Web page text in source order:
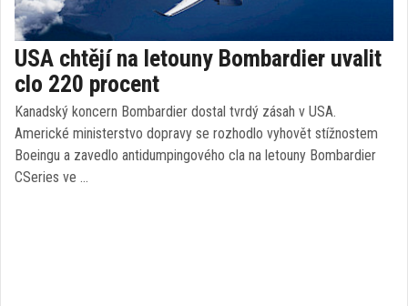
USA chtějí na letouny Bombardier uvalit
clo 220 procent
Kanadský koncern Bombardier dostal tvrdý zásah v USA.
Americké ministerstvo dopravy se rozhodlo vyhovět stížnostem
Boeingu a zavedlo antidumpingového cla na letouny Bombardier
CSeries ve …